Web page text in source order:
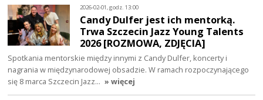
2026-02-01, godz. 13:00
Candy Dulfer jest ich mentorką.
Trwa Szczecin Jazz Young Talents
2026 [ROZMOWA, ZDJĘCIA]
Spotkania mentorskie między innymi z Candy Dulfer, koncerty i
nagrania w międzynarodowej obsadzie. W ramach rozpoczynającego
się 8 marca Szczecin Jazz… » więcej